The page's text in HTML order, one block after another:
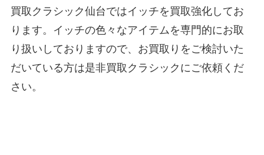
買取クラシック仙台ではイッチを買取強化してお
ります。イッチの色々なアイテムを専門的にお取
り扱いしておりますので、お買取りをご検討いた
だいている方は是非買取クラシックにご依頼くだ
さい。